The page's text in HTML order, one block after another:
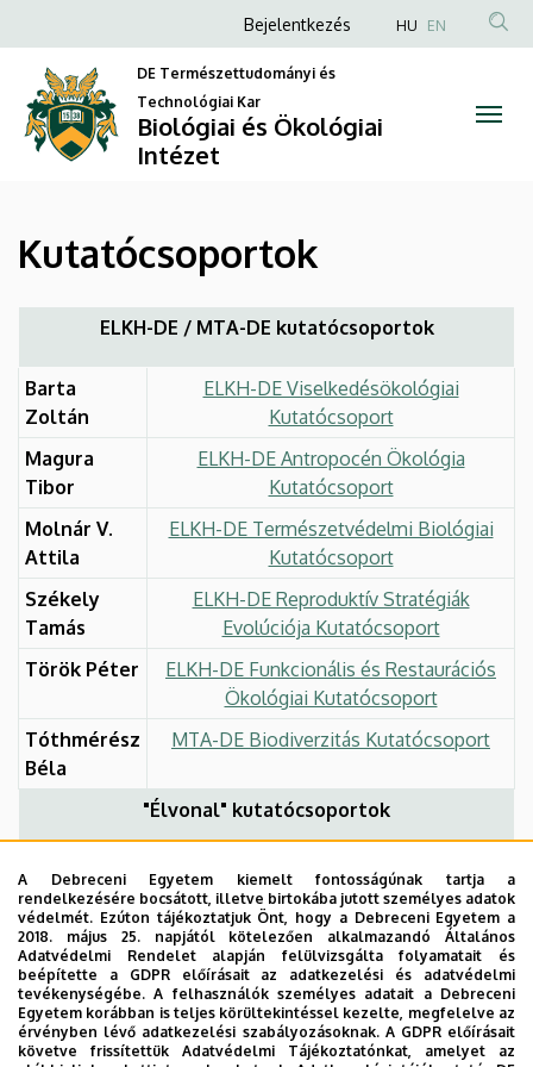
Kutatócsoportok
Biológiai
Intézet
a
tartalomra
Anonim
Felhasználói
fiók
menüje
Bejelentkezés HU EN
DE Természettudományi és
Technológiai Kar
Biológiai és Ökológiai
Intézet
Kutatócsoportok
ELKH-DE / MTA-DE kutatócsoportok
Barta
Zoltán
ELKH-DE Viselkedésökológiai
Kutatócsoport
Magura
Tibor
ELKH-DE Antropocén Ökológia
Kutatócsoport
Molnár V.
Attila
ELKH-DE Természetvédelmi Biológiai
Kutatócsoport
Székely
Tamás
ELKH-DE Reproduktív Stratégiák
Evolúciója Kutatócsoport
Török Péter
ELKH-DE Funkcionális és Restaurációs
Ökológiai Kutatócsoport
Tóthmérész
Béla
MTA-DE Biodiverzitás Kutatócsoport
"Élvonal" kutatócsoportok
Székely
Tamás
Élvonal Shorebirds Science
Török Péter
A biodiverzitás biztosítás három szintje:
Terjedés, megtelepedés és társulási
szabályok
"Lendület" kutatócsoport
A Debreceni Egyetem kiemelt fontosságúnak tartja a
rendelkezésére bocsátott, illetve birtokába jutott személyes adatok
védelmét. Ezúton tájékoztatjuk Önt, hogy a Debreceni Egyetem a
2018. május 25. napjától kötelezően alkalmazandó Általános
Adatvédelmi Rendelet alapján felülvizsgálta folyamatait és
beépítette a GDPR előírásait az adatkezelési és adatvédelmi
tevékenységébe. A felhasználók személyes adatait a Debreceni
Egyetem korábban is teljes körültekintéssel kezelte, megfelelve az
érvényben lévő adatkezelési szabályozásoknak. A GDPR előírásait
követve frissítettük Adatvédelmi Tájékoztatónkat, amelyet az